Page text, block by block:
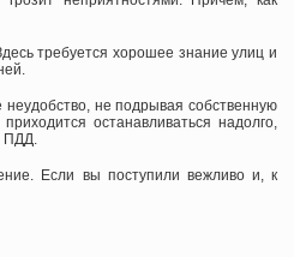
требуется хорошее знание улиц и
неудобство, не подрывая собственную
останавливаться надолго,
ПДД.
Если вы поступили вежливо и, к